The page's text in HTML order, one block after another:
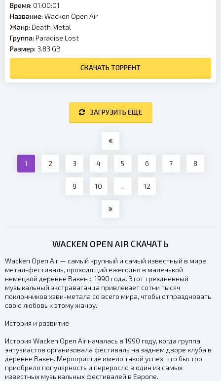
WACKEN OPEN AIR СКАЧАТЬ
Wacken Open Air — самый крупный и самый известный в мире
метал-фестиваль, проходящий ежегодно в маленькой
немецкой деревне Вакен с 1990 года. Этот трехдневный
музыкальный экстраваганца привлекает сотни тысяч
поклонников хэви-метала со всего мира, чтобы отпраздновать
свою любовь к этому жанру.
История и развитие
История Wacken Open Air началась в 1990 году, когда группа
энтузиастов организовала фестиваль на заднем дворе клуба в
деревне Вакен. Мероприятие имело такой успех, что быстро
приобрело популярность и переросло в один из самых
известных музыкальных фестивалей в Европе.
Время: 01:00:01
Название: Wacken Open Air
Жанр: Death Metal
Группа: Paradise Lost
Размер: 3.83 GB
СКАЧАТЬ ТОРРЕНТ
ЗАГРУЗИТЬ ЕЩЕ
1 2 3 4 5 6 7 8
9 10 ... 12